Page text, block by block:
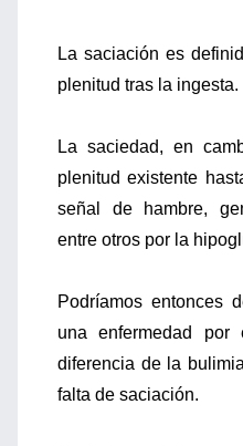
La saciación es
plenitud tras la ingesta.
La saciedad, en
plenitud existente
señal de hambre,
entre otros por la
Podríamos entonces
una enfermedad por
diferencia de la
falta de saciación.